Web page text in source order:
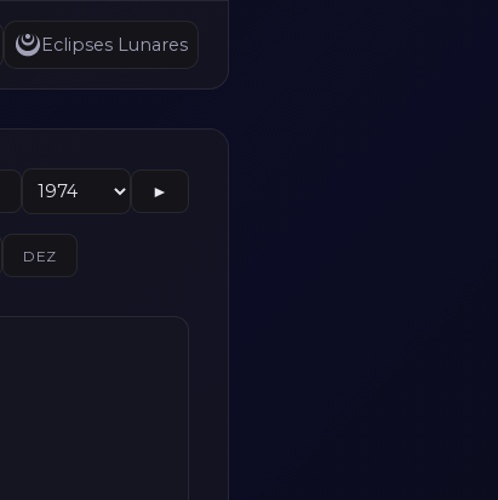
Eclipses Lunares
►
DEZ